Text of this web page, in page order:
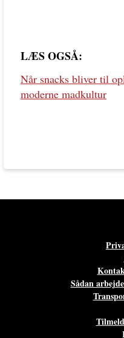
LÆS OGSÅ:
Når snacks bliver til
moderne madkultur
Sådan